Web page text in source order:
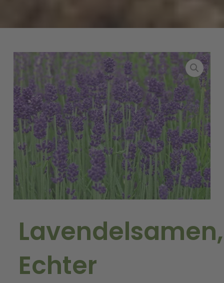
Lavendelsamen,
Echter